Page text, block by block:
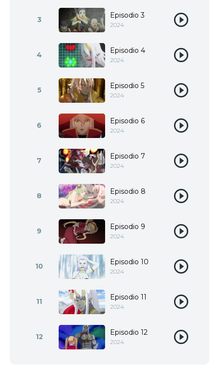
3 Episodio 3
2024
4 Episodio 4
2024
5 Episodio 5
2024
6 Episodio 6
2024
7 Episodio 7
2024
8 Episodio 8
2024
9 Episodio 9
2024
10 Episodio 10
2024
11 Episodio 11
2024
12 Episodio 12
2024